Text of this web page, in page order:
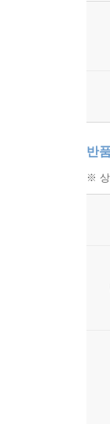
6.
02.
8.
01.
반
※ 상